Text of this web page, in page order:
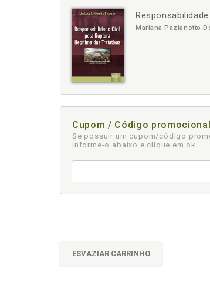
Mariana Pazianotto
-
Cupom / Código
Se possuir um cupom/código
informe-o abaixo e clique em ok
ESVAZIAR CARRINHO